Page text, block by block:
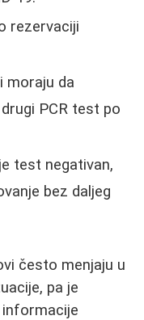
rezervaciji
moraju da
PCR test po
test negativan,
bez daljeg
često menjaju u
pa je